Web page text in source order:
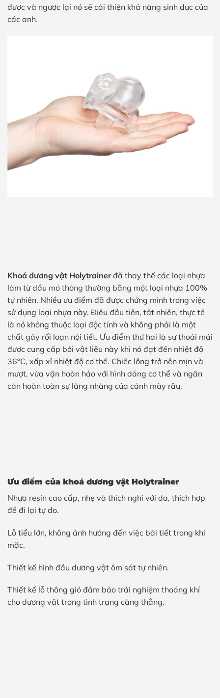
được và ngược lại nó sẽ cải thiện khả năng sinh dục của
các anh.
Khoá dương vật Holytrainerđã thay thế các loại nhựa
làm từ dầu mỏ thông thường bằng một loại nhựa 100%
tự nhiên. Nhiều ưu điểm đã được chứng minh trong việc
sử dụng loại nhựa này. Điều đầu tiên, tất nhiên, thực tế
là nó không thuộc loại độc tính và không phải là một
chất gây rối loạn nội tiết. Ưu điểm thứ hai là sự thoải mái
được cung cấp bởi vật liệu này khi nó đạt đến nhiệt độ
36°C, xấp xỉ nhiệt độ cơ thể. Chiếc lồng trở nên mịn và
mượt, vừa vặn hoàn hảo với hình dáng cơ thể và ngăn
cản hoàn toàn sự lăng nhăng của cánh mày râu.
Ưu điểm của khoá dương vật Holytrainer
Nhựa resin cao cấp, nhẹ và thích nghi với da, thích hợp
để đi lại tự do.
Lỗ tiểu lớn, không ảnh hưởng đến việc bài tiết trong khi
mặc.
Thiết kế hình đầu dương vật ôm sát tự nhiên.
Thiết kế lỗ thông gió đảm bảo trải nghiệm thoáng khí
cho dương vật trong tình trạng căng thẳng.